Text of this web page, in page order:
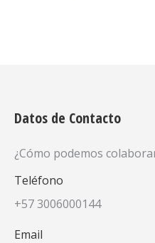
Datos de Contacto
¿Cómo podemos
Teléfono
+57 3006000144
Email